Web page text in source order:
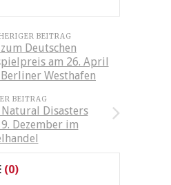
BEITRAG
Deutschen
am 26. April
Westhafen
BEITRAG
Disasters
Dezember im
(0)